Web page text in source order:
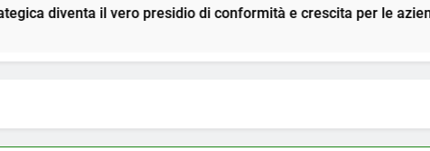
il vero presidio di conformità e crescita per le aziende